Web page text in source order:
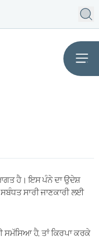
ਹੈ। ਇਸ ਪੰਨੇ ਦਾ ਉਦੇਸ਼
ਸਾਰੀ ਜਾਣਕਾਰੀ ਲਈ
ਹੈ, ਤਾਂ ਕਿਰਪਾ ਕਰਕੇ